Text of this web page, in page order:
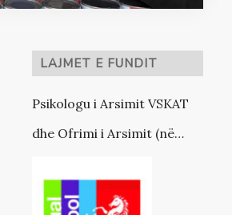
LAJMET E FUNDIT
Psikologu i Arsimit VSKAT
dhe Ofrimi i Arsimit (në